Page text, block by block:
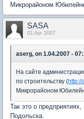
Микрорайоном
SASA
01 Apr 2007
aserg, on 1.04.2007 -
На сайте
по строительству (
Микрорайоном
Так это о предприятиях,
Подольска.